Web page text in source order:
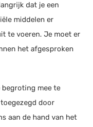
dat je een
middelen er
te voeren. Je moet er
het afgesproken
begroting mee te
door
aan de hand van het